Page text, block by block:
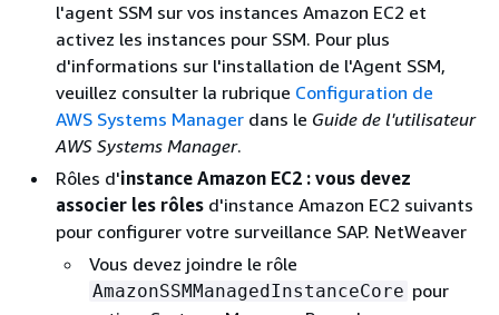
l'agent SSM sur vos instances Amazon EC2 et
activez les instances pour SSM. Pour plus
d'informations sur l'installation de l'Agent SSM,
veuillez consulter la rubrique Configuration de
AWS Systems Manager dans le Guide de l'utilisateur
AWS Systems Manager.
Rôles d'instance Amazon EC2 : vous devez
associer les rôles d'instance Amazon EC2 suivants
pour configurer votre surveillance SAP. NetWeaver
Vous devez joindre le rôle
AmazonSSMManagedInstanceCore pour